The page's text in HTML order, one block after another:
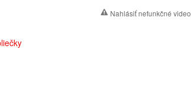
Nahlásiť nefunkčné video